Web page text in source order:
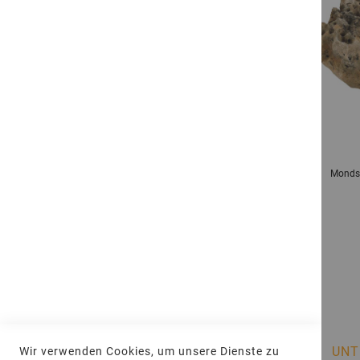
INFORMATIONEN
Wir verwenden Cookies, um unsere Dienste zu